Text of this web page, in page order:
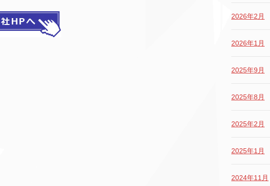
2026年2月
2026年1月
2025年9月
2025年8月
2025年2月
2025年1月
2024年11月